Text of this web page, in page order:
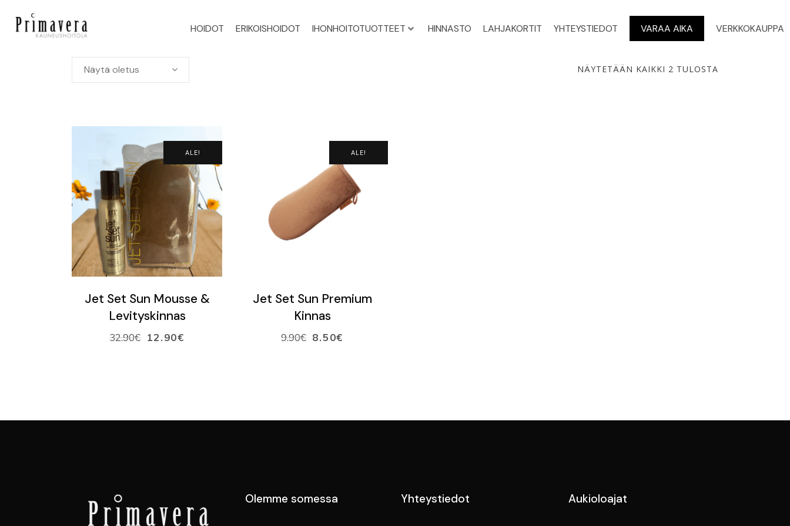
HOIDOT ERIKOISHOIDOT IHONHOITOTUOTTEET HINNASTO LAHJAKORTIT YHTEYSTIEDOT VARAA AIKA VERKKOKAUPPA
NÄYTETÄÄN KAIKKI 2 TULOSTA
Näytä oletus
ALE!
LISÄÄ OSTOSKORIIN
Jet Set Sun Mousse &
Levityskinnas
32.90€ 12.90€
ALE!
LISÄÄ OSTOSKORIIN
Jet Set Sun Premium
Kinnas
9.90€ 8.50€
Olemme somessa Yhteystiedot Aukioloajat